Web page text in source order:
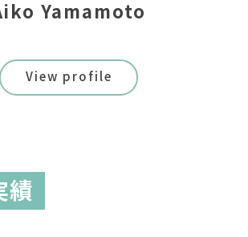
Yamamoto
View profile
績